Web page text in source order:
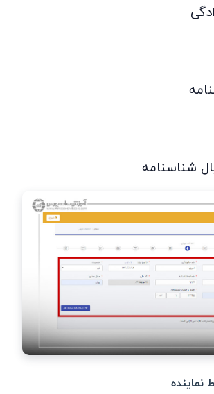
شناسنامه